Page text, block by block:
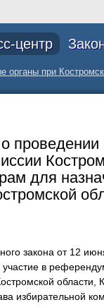
центр
органы при
для
закона от 12
в
избирательной